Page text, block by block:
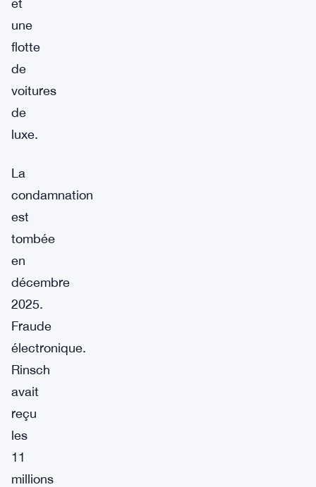
et
une
flotte
de
voitures
de
luxe.
La
condamnation
est
tombée
en
décembre
2025.
Fraude
électronique.
Rinsch
avait
reçu
les
11
millions